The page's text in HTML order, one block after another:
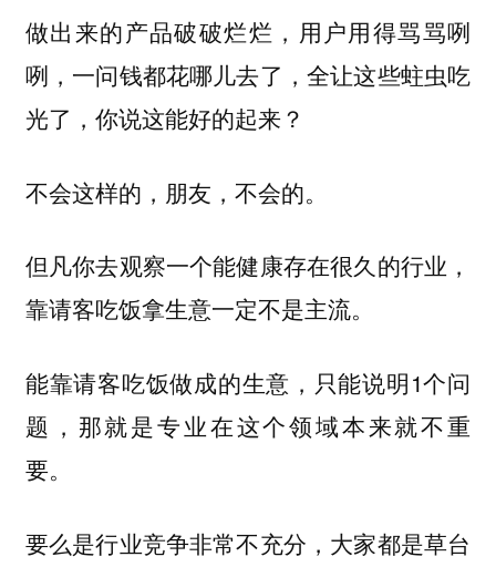
做出来的产品破破烂烂，用户用得骂骂咧
咧，一问钱都花哪儿去了，全让这些蛀虫吃
光了，你说这能好的起来？
不会这样的，朋友，不会的。
但凡你去观察一个能健康存在很久的行业，
靠请客吃饭拿生意一定不是主流。
能靠请客吃饭做成的生意，只能说明1个问
题，那就是专业在这个领域本来就不重
要。
要么是行业竞争非常不充分，大家都是草台